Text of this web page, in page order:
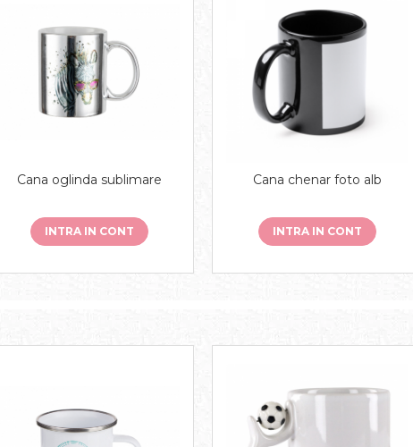
Cana oglinda sublimare
INTRA IN CONT
Cana chenar foto alb
INTRA IN CONT